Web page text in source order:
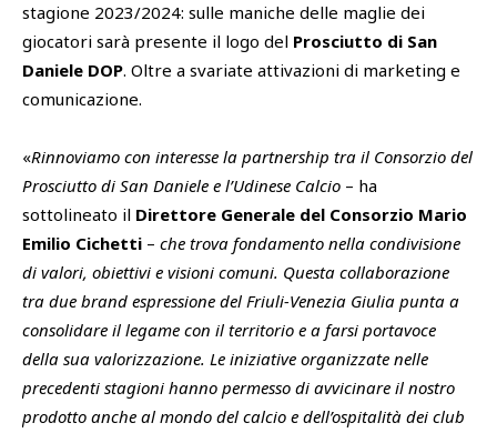
stagione 2023/2024: sulle maniche delle maglie dei
giocatori sarà presente il logo del Prosciutto di San
Daniele DOP. Oltre a svariate attivazioni di marketing e
comunicazione.
«Rinnoviamo con interesse la partnership tra il Consorzio del
Prosciutto di San Daniele e l’Udinese Calcio – ha
sottolineato il Direttore Generale del Consorzio Mario
Emilio Cichetti – che trova fondamento nella condivisione
di valori, obiettivi e visioni comuni. Questa collaborazione
tra due brand espressione del Friuli-Venezia Giulia punta a
consolidare il legame con il territorio e a farsi portavoce
della sua valorizzazione. Le iniziative organizzate nelle
precedenti stagioni hanno permesso di avvicinare il nostro
prodotto anche al mondo del calcio e dell’ospitalità dei club